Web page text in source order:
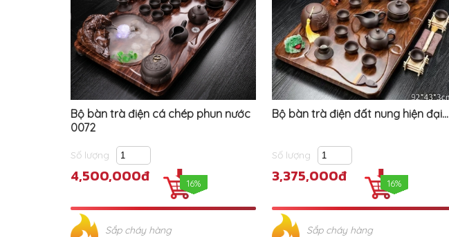
Bộ bàn trà điện cá chép phun nước
0072
Số lượng
4,500,000đ 16%
Sắp cháy hàng
Bộ bàn trà điện đất nung hiện đại...
Số lượng
3,375,000đ 16%
Sắp cháy hàng